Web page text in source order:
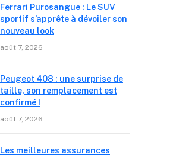
Ferrari Purosangue : Le SUV
sportif s’apprête à dévoiler son
nouveau look
août 7, 2026
Peugeot 408 : une surprise de
taille, son remplacement est
confirmé !
août 7, 2026
Les meilleures assurances